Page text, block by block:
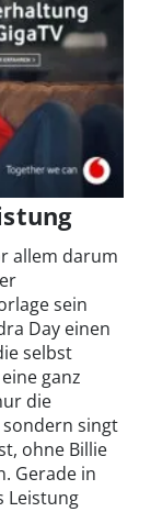
allem darum
sein
Day einen
selbst
ganz
die
singt
ohne Billie
Gerade in
Leistung